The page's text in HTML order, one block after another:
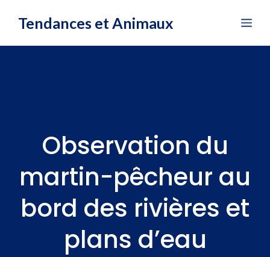
Tendances et Animaux
Observation du
martin-pêcheur au
bord des rivières et
plans d’eau